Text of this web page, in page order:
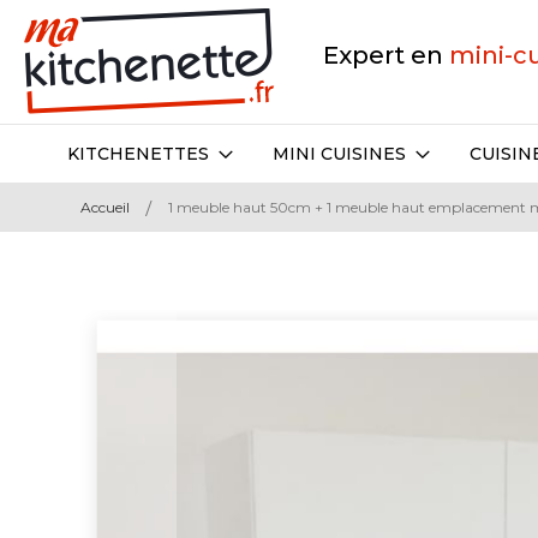
Expert en mini-
KITCHENETTES MINI CUISINES
Accueil 1 meuble haut 50cm + 1 meuble haut emplacement